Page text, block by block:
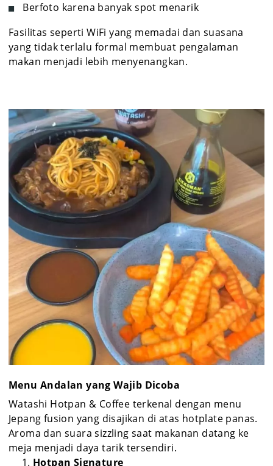
Berfoto karena banyak spot menarik
Fasilitas seperti WiFi yang memadai dan suasana
yang tidak terlalu formal membuat pengalaman
makan menjadi lebih menyenangkan.
Menu Andalan yang Wajib Dicoba
Watashi Hotpan & Coffee terkenal dengan menu
Jepang fusion yang disajikan di atas hotplate panas.
Aroma dan suara sizzling saat makanan datang ke
meja menjadi daya tarik tersendiri.
Hotpan Signature